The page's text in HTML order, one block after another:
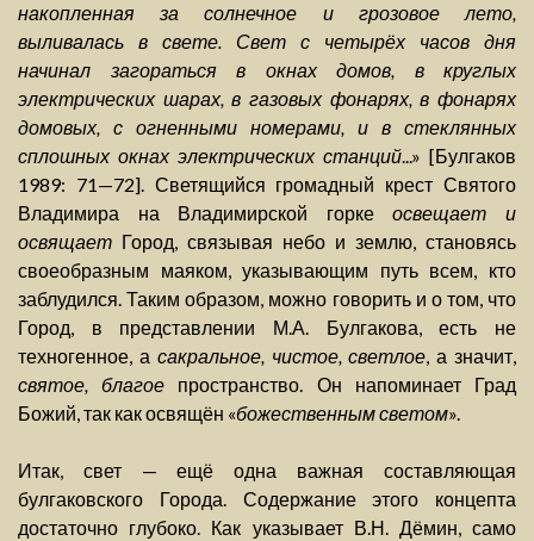
накопленная за солнечное и грозовое лето,
выливалась в свете. Свет с четырёх часов дня
начинал загораться в окнах домов, в круглых
электрических шарах, в газовых фонарях, в фонарях
домовых, с огненными номерами, и в стеклянных
сплошных окнах электрических станций...» [Булгаков
1989: 71—72]. Светящийся громадный крест Святого
Владимира на Владимирской горкеосвещает и
освящает Город, связывая небо и землю, становясь
своеобразным маяком, указывающим путь всем, кто
заблудился. Таким образом, можно говорить и о том, что
Город, в представлении М.А. Булгакова, есть не
техногенное, а сакральное, чистое, светлое, а значит,
святое, благое пространство. Он напоминает Град
Божий, так как освящён «божественным светом».
Итак, свет — ещё одна важная составляющая
булгаковского Города. Содержание этого концепта
достаточно глубоко. Как указывает В.Н. Дёмин, само